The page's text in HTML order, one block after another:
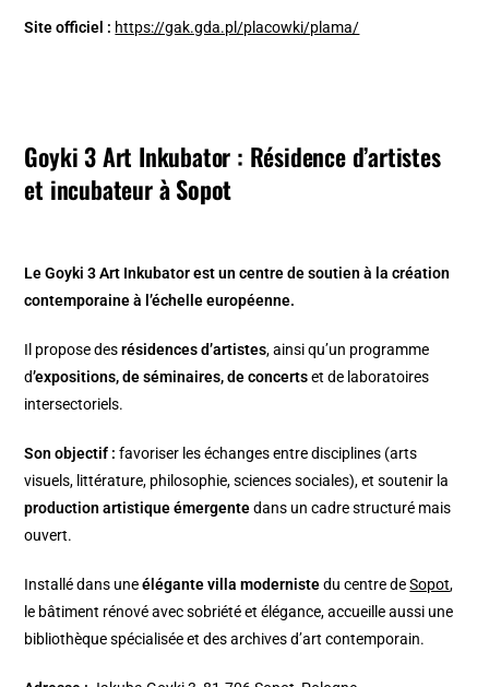
Site officiel : https://gak.gda.pl/placowki/plama/
Goyki 3 Art Inkubator : Résidence d’artistes
et incubateurà Sopot
Le Goyki 3 Art Inkubator est un centre de soutien à la création
contemporaine à l’échelle européenne.
Il propose desrésidences d’artistes, ainsi qu’un programme
d’expositions, de séminaires, de concertset de laboratoires
intersectoriels.
Son objectif :favoriser les échanges entre disciplines (arts
visuels, littérature, philosophie, sciences sociales), et soutenir la
production artistique émergentedans un cadre structuré mais
ouvert.
Installé dans uneélégante villa modernistedu centre deSopot,
le bâtiment rénové avec sobriété et élégance, accueille aussi une
bibliothèque spécialisée et des archives d’art contemporain.